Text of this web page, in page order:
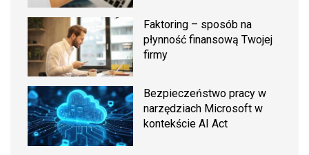
Faktoring – sposób na
płynność finansową Twojej
firmy
Bezpieczeństwo pracy w
narzędziach Microsoft w
kontekście AI Act